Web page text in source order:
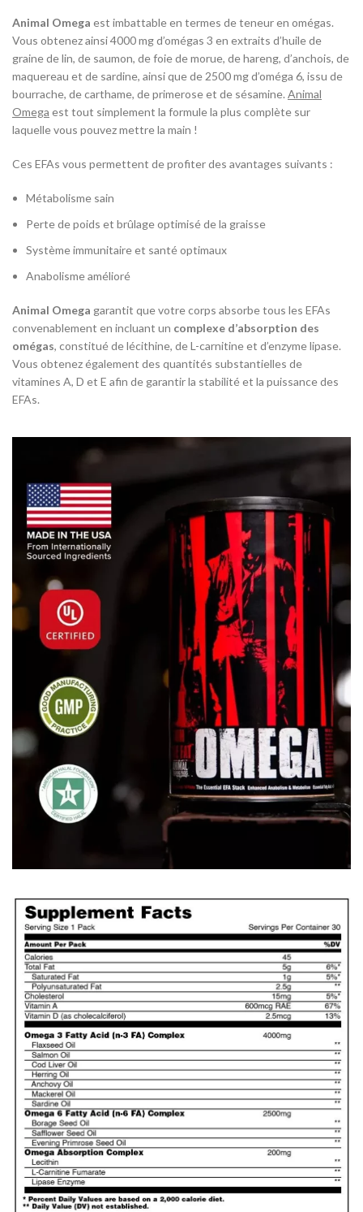
Animal Omega est imbattable en termes de teneur en omégas.
Vous obtenez ainsi 4000 mg d’omégas 3 en extraits d’huile de
graine de lin, de saumon, de foie de morue, de hareng, d’anchois, de
maquereau et de sardine, ainsi que de 2500 mg d’oméga 6, issu de
bourrache, de carthame, de primerose et de sésamine. Animal
Omega est tout simplement la formule la plus complète sur
laquelle vous pouvez mettre la main !
Ces EFAs vous permettent de profiter des avantages suivants :
Métabolisme sain
Perte de poids et brûlage optimisé de la graisse
Système immunitaire et santé optimaux
Anabolisme amélioré
Animal Omega garantit que votre corps absorbe tous les EFAs
convenablement en incluant un complexe d’absorption des
omégas, constitué de lécithine, de L-carnitine et d’enzyme lipase.
Vous obtenez également des quantités substantielles de
vitamines A, D et E afin de garantir la stabilité et la puissance des
EFAs.